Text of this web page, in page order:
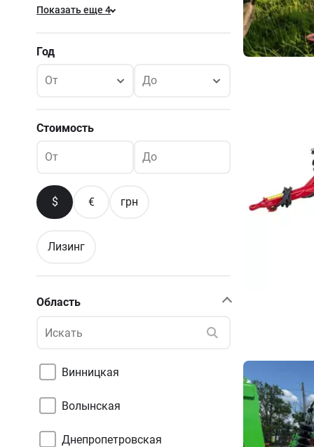
Показать еще 4
Год
От До
Стоимость
От До
$ € грн
Лизинг
Область
Винницкая
Волынская
Днепропетровская